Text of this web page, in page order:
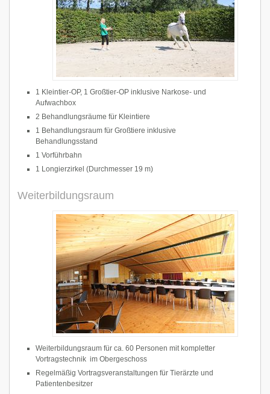
1 Kleintier-OP, 1 Großtier-OP inklusive Narkose- und
Aufwachbox
2 Behandlungsräume für Kleintiere
1 Behandlungsraum für Großtiere inklusive
Behandlungsstand
1 Vorführbahn
1 Longierzirkel (Durchmesser 19 m)
Weiterbildungsraum
Weiterbildungsraum für ca. 60 Personen mit kompletter
Vortragstechnik im Obergeschoss
Regelmäßig Vortragsveranstaltungen für Tierärzte und
Patientenbesitzer